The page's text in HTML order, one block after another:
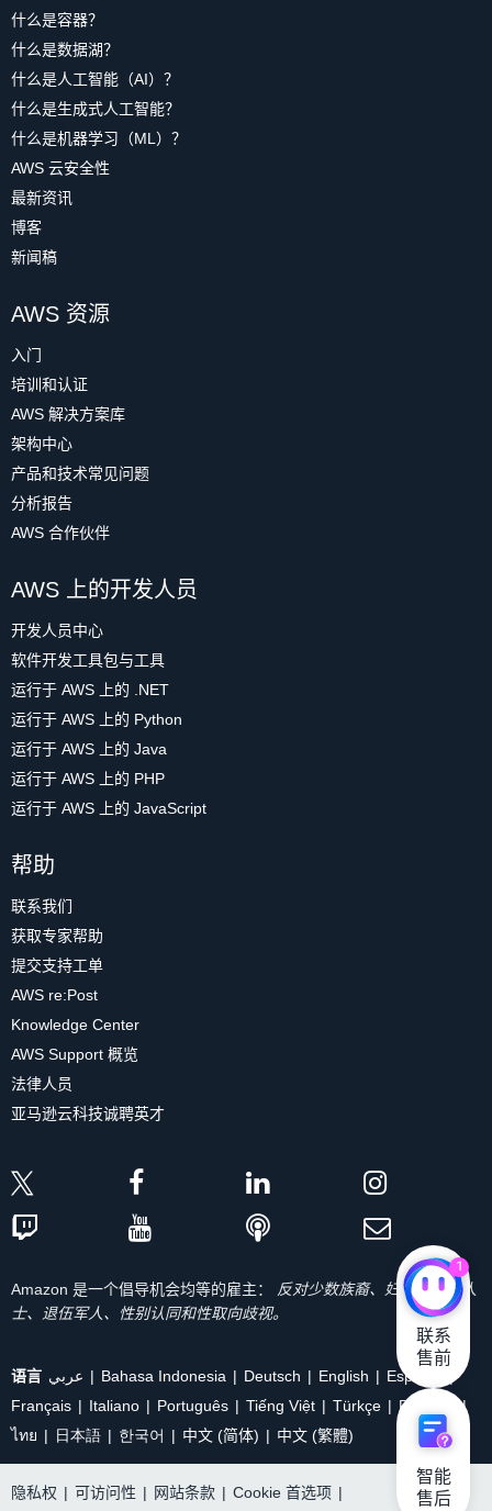
什么是容器？
什么是数据湖？
什么是人工智能（AI）？
什么是生成式人工智能？
什么是机器学习（ML）？
AWS 云安全性
最新资讯
博客
新闻稿
AWS 资源
入门
培训和认证
AWS 解决方案库
架构中心
产品和技术常见问题
分析报告
AWS 合作伙伴
AWS 上的开发人员
开发人员中心
软件开发工具包与工具
运行于 AWS 上的 .NET
运行于 AWS 上的 Python
运行于 AWS 上的 Java
运行于 AWS 上的 PHP
运行于 AWS 上的 JavaScript
帮助
联系我们
获取专家帮助
提交支持工单
AWS re:Post
Knowledge Center
AWS Support 概览
法律人员
亚马逊云科技诚聘英才
Amazon 是一个倡导机会均等的雇主：
反对少数族裔、妇女、残疾人
士、退伍军人、性别认同和性取向歧视。
语言 عربي Bahasa Indonesia Deutsch English
Español
Français
Italiano Português Tiếng Việt Türkçe
Ρусский
ไทย
日本語 한국어 中文 (简体) 中文 (繁體)
隐私权 | 可访问性 | 网站条款 | Cookie 首选项 |
1
联系
售前
智能
售后